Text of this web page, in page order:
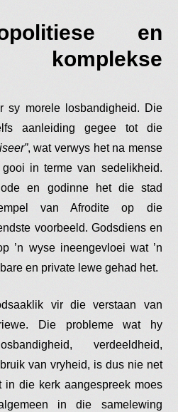
en
sy morele losbandigheid. Die
aanleiding gegee tot die
, wat verwys het na mense
in terme van sedelikheid.
en godinne het die stad
van Afrodite op die
voorbeeld. Godsdiens en
’n wyse ineengevloei wat ’n
en private lewe gehad het.
vir die verstaan van
Die probleme wat hy
verdeeldheid,
van vryheid, is dus nie net
in die kerk aangespreek moes
in die samelewing